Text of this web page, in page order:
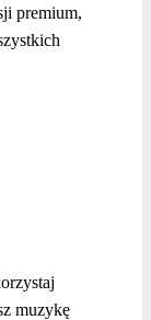
premium,
muzykę